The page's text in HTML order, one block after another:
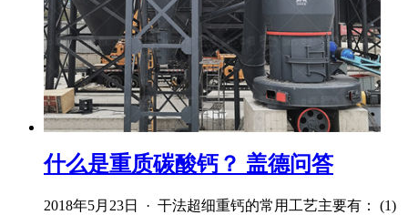
什么是重质碳酸钙？ 盖德问答
2018年5月23日 · 干法超细重钙的常用工艺主要有： (1)